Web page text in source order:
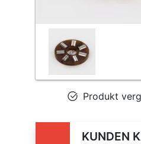
Produkt
KUNDEN